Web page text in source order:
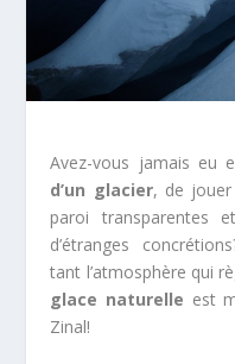
Avez-vous jamais eu
d’un glacier, de jouer
paroi transparentes
d’étranges
tant l’atmosphère qui
glace naturelle est
Zinal!